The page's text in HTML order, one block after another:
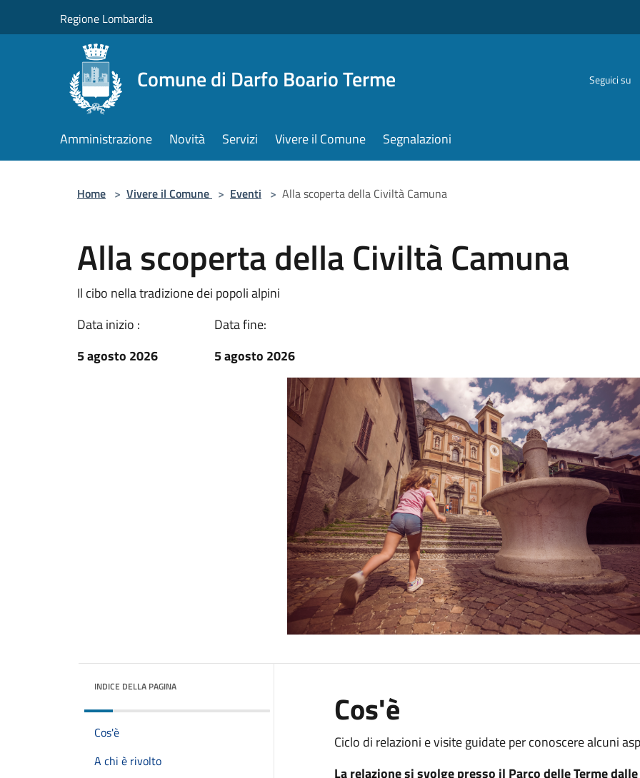
Regione Lombardia
Comune di Darfo Boario Terme Seguici su
Amministrazione Novità Servizi Vivere il Comune Segnalazioni
Home > Vivere il Comune > Eventi > Alla scoperta della Civiltà Camuna
Alla scoperta della Civiltà Camuna
Il cibo nella tradizione dei popoli alpini
Data inizio :
5 agosto 2026
Data fine:
5 agosto 2026
INDICE DELLA PAGINA
Cos'è
A chi è rivolto
Cos'è
Ciclo di relazioni e visite guidate per conoscere alcuni
La relazione si svolge presso il Parco delle Terme